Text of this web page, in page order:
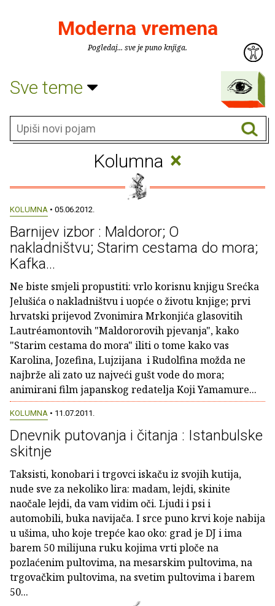
Moderna vremena
Pogledaj... sve je puno knjiga.
Sve teme
Kolumna ×
KOLUMNA • 05.06.2012.
Barnijev izbor : Maldoror; O
nakladništvu; Starim cestama do mora;
Kafka...
Ne biste smjeli propustiti: vrlo korisnu knjigu Srećka
Jelušića o nakladništvu i uopće o životu knjige; prvi
hrvatski prijevod Zvonimira Mrkonjića glasovitih
Lautréamontovih "Maldororovih pjevanja", kako
"Starim cestama do mora" iliti o tome kako vas
Karolina, Jozefina, Lujzijana i Rudolfina možda ne
najbrže ali zato uz najveći gušt vode do mora;
animirani film japanskog redatelja Koji Yamamure...
KOLUMNA • 11.07.2011.
Dnevnik putovanja i čitanja : Istanbulske
skitnje
Taksisti, konobari i trgovci iskaču iz svojih kutija,
nude sve za nekoliko lira: madam, lejdi, skinite
naočale lejdi, da vam vidim oči. Ljudi i psi i
automobili, buka navijača. I srce puno krvi koje nabija
u ušima, uho koje trepće kao oko: grad je DJ i ima
barem 50 milijuna ruku kojima vrti ploče na
pozlaćenim pultovima, na mesarskim pultovima, na
trgovačkim pultovima, na svetim pultovima i barem
50...